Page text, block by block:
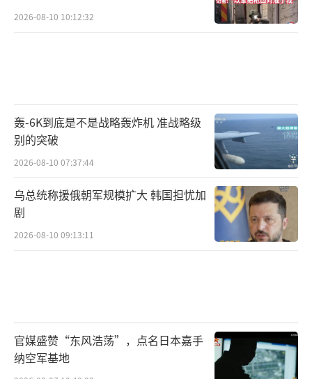
2026-08-10 10:12:32
轰-6K到底是不是战略轰炸机 准战略级
别的突破
2026-08-10 07:37:44
乌总统称援俄朝军规模扩大 韩国担忧加
剧
2026-08-10 09:13:11
官媒盛赞“东风浩荡”，点名日本嘉手
纳空军基地